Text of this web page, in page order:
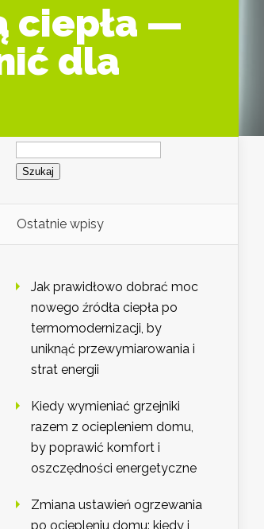
ciepła —
dla
Szukaj:
Ostatnie wpisy
Jak prawidłowo dobrać moc
nowego źródła ciepła po
termomodernizacji, by
uniknąć przewymiarowania i
strat energii
Kiedy wymieniać grzejniki
razem z ociepleniem domu,
by poprawić komfort i
oszczędności energetyczne
Zmiana ustawień ogrzewania
po ociepleniu domu: kiedy i